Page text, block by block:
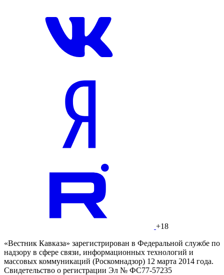
+18
«Вестник Кавказа» зарегистрирован в Федеральной службе по
надзору в сфере связи, информационных технологий и
массовых коммуникаций (Роскомнадзор) 12 марта 2014 года.
Свидетельство о регистрации Эл № ФС77-57235